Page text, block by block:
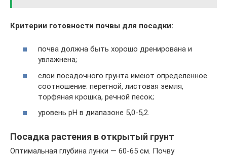
Критерии готовности почвы для посадки:
почва должна быть хорошо дренирована и
увлажнена;
слои посадочного грунта имеют определенное
соотношение: перегной, листовая земля,
торфяная крошка, речной песок;
уровень рН в диапазоне 5,0-5,2.
Посадка растения в открытый грунт
Оптимальная глубина лунки — 60-65 см. Почву